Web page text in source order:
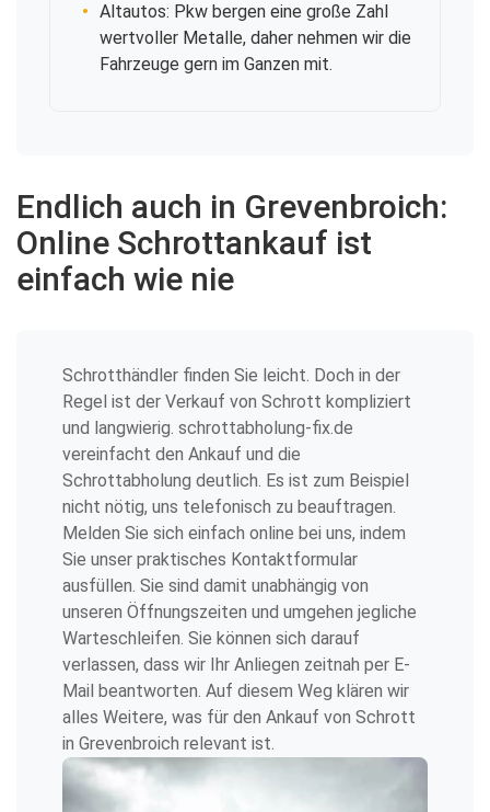
Altautos: Pkw bergen eine große Zahl
wertvoller Metalle, daher nehmen wir die
Fahrzeuge gern im Ganzen mit.
Endlich auch in Grevenbroich:
Online Schrottankauf ist
einfach wie nie
Schrotthändler finden Sie leicht. Doch in der
Regel ist der Verkauf von Schrott kompliziert
und langwierig. schrottabholung-fix.de
vereinfacht den Ankauf und die
Schrottabholung deutlich. Es ist zum Beispiel
nicht nötig, uns telefonisch zu beauftragen.
Melden Sie sich einfach online bei uns, indem
Sie unser praktisches Kontaktformular
ausfüllen. Sie sind damit unabhängig von
unseren Öffnungszeiten und umgehen jegliche
Warteschleifen. Sie können sich darauf
verlassen, dass wir Ihr Anliegen zeitnah per E-
Mail beantworten. Auf diesem Weg klären wir
alles Weitere, was für den Ankauf von Schrott
in Grevenbroich relevant ist.